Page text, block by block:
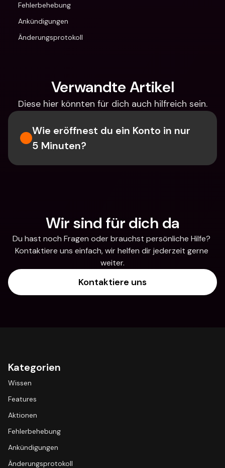
Fehlerbehebung
Ankündigungen
Änderungsprotokoll
Verwandte Artikel
Diese hier könnten für dich auch hilfreich sein.
Wie eröffnest du ein Konto in nur
5 Minuten?
Wir sind für dich da
Du hast noch Fragen oder brauchst persönliche Hilfe?
Kontaktiere uns einfach, wir helfen dir jederzeit gerne
weiter.
Kontaktiere uns
Kategorien
Wissen
Features
Aktionen
Fehlerbehebung
Ankündigungen
Änderungsprotokoll